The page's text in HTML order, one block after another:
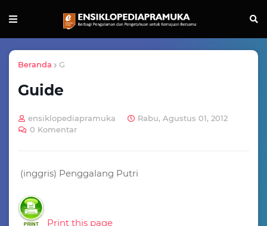
Beranda G
Guide
ensiklopediapramuka
Rabu, Agustus 01, 2012
0 Komentar
(inggris) Penggalang Putri
Print this page